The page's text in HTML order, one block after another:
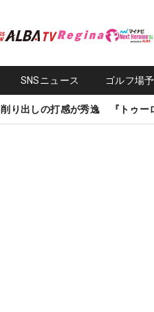
SNSニュース ゴルフ場
削り出しの打感が秀逸 『トゥー